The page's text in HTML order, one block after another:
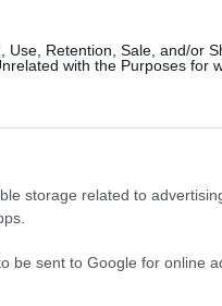
Use, Retention, Sale, and/or
with the Purposes for
storage related to
be sent to Google for online
επαγγελματική εμπειρία